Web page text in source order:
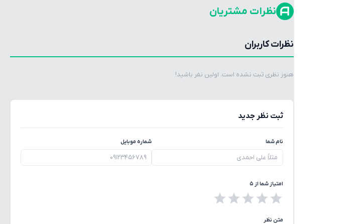
نظرات مشتریان
نظرات کاربران
هنوز نظری ثبت نشده است. اولین نفر باشید!
ثبت نظر جدید
نام شما شماره موبایل
امتیاز شما از ۵
متن نظر